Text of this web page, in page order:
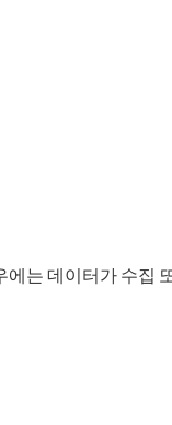
는 데이터가 수집